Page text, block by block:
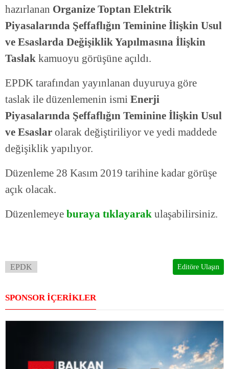
hazırlanan Organize Toptan Elektrik
Piyasalarında Şeffaflığın Teminine İlişkin Usul
ve Esaslarda Değişiklik Yapılmasına İlişkin
Taslak kamuoyu görüşüne açıldı.
EPDK tarafından yayınlanan duyuruya göre
taslak ile düzenlemenin ismi Enerji
Piyasalarında Şeffaflığın Teminine İlişkin Usul
ve Esaslar olarak değiştiriliyor ve yedi maddede
değişiklik yapılıyor.
Düzenleme 28 Kasım 2019 tarihine kadar görüşe
açık olacak.
Düzenlemeye buraya tıklayarak ulaşabilirsiniz.
EPDK Editöre Ulaşın
SPONSOR İÇERİKLER